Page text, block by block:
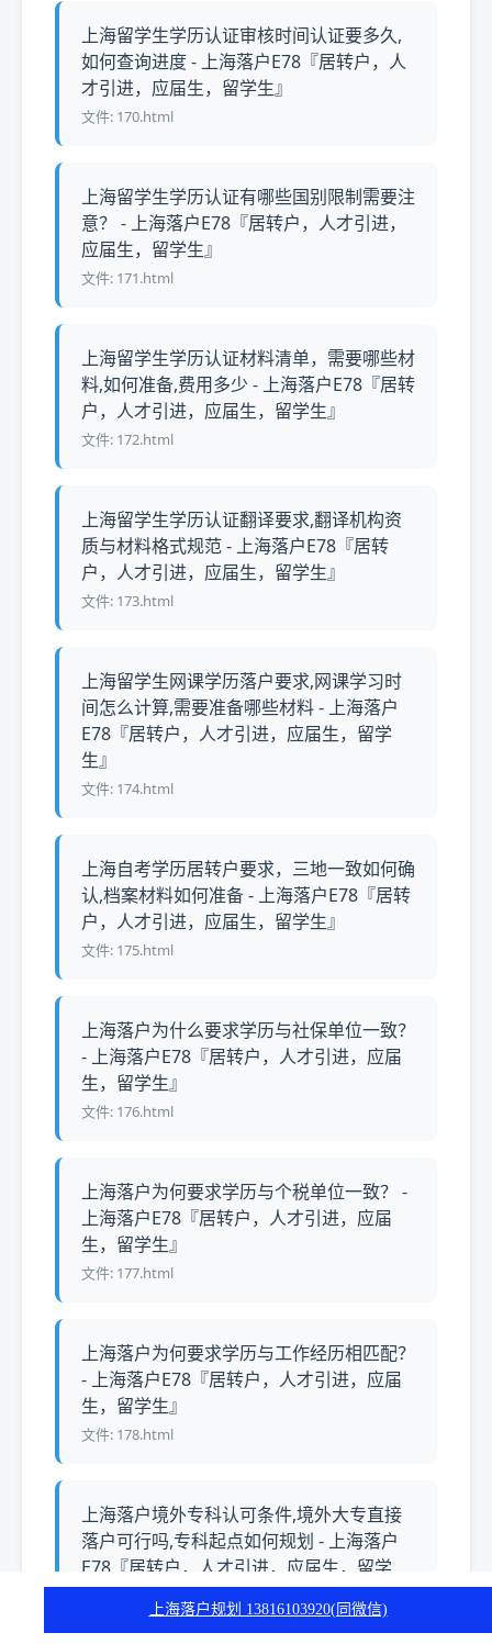
上海留学生学历认证审核时间认证要多久,
如何查询进度 - 上海落户E78『居转户，人
才引进，应届生，留学生』
文件: 170.html
上海留学生学历认证有哪些国别限制需要注
意？ - 上海落户E78『居转户，人才引进，
应届生，留学生』
文件: 171.html
上海留学生学历认证材料清单，需要哪些材
料,如何准备,费用多少 - 上海落户E78『居转
户，人才引进，应届生，留学生』
文件: 172.html
上海留学生学历认证翻译要求,翻译机构资
质与材料格式规范 - 上海落户E78『居转
户，人才引进，应届生，留学生』
文件: 173.html
上海留学生网课学历落户要求,网课学习时
间怎么计算,需要准备哪些材料 - 上海落户
E78『居转户，人才引进，应届生，留学
生』
文件: 174.html
上海自考学历居转户要求，三地一致如何确
认,档案材料如何准备 - 上海落户E78『居转
户，人才引进，应届生，留学生』
文件: 175.html
上海落户为什么要求学历与社保单位一致？
- 上海落户E78『居转户，人才引进，应届
生，留学生』
文件: 176.html
上海落户为何要求学历与个税单位一致？ -
上海落户E78『居转户，人才引进，应届
生，留学生』
文件: 177.html
上海落户为何要求学历与工作经历相匹配？
- 上海落户E78『居转户，人才引进，应届
生，留学生』
文件: 178.html
上海落户境外专科认可条件,境外大专直接
落户可行吗,专科起点如何规划 - 上海落户
E78『居转户，人才引进，应届生，留学
生』
文件: 179.html
上海落户规划 13816103920(同微信)